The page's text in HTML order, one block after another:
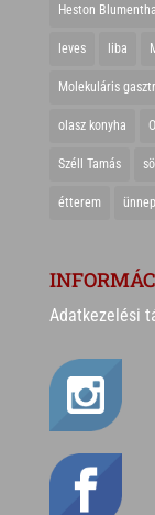
Heston Blumenthal
leves liba
Molekuláris
olasz konyha
Széll Tamás
étterem ünnep
Adatkezelési